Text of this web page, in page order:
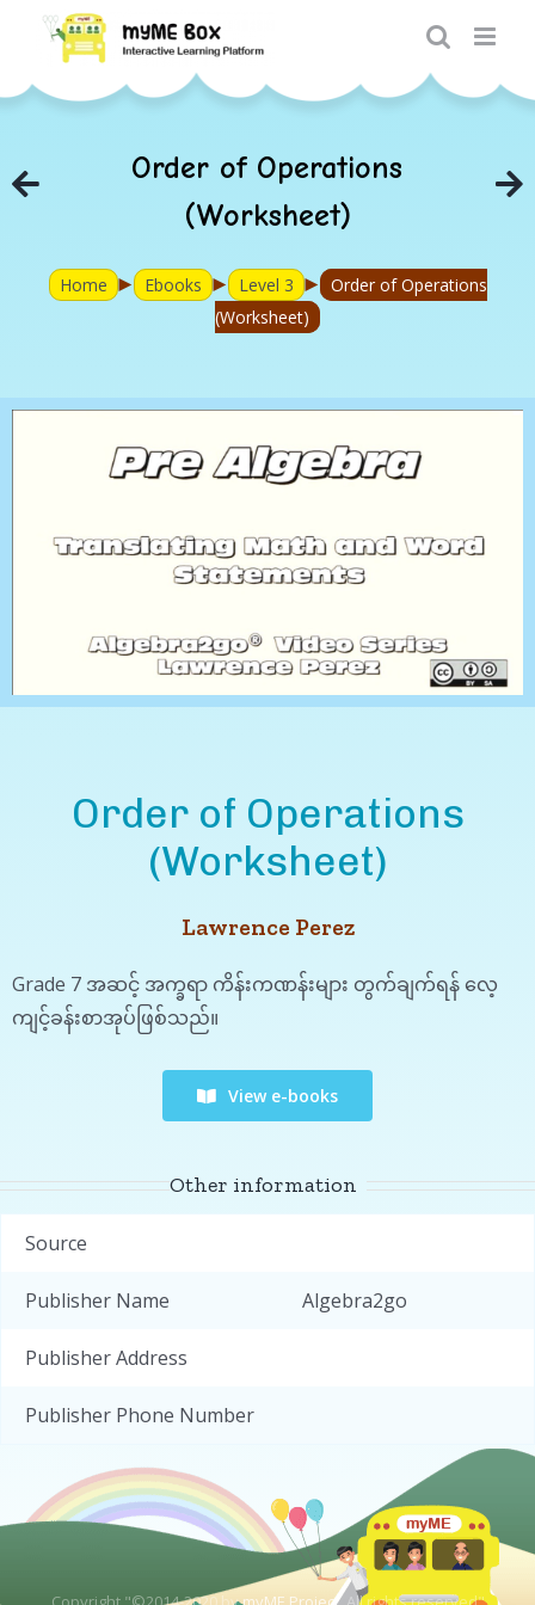
content
Order of Operations
(Worksheet)
Home ► Ebooks ► Level 3 ► Order of Operations
(Worksheet)
Order of Operations
(Worksheet)
Lawrence Perez
Grade 7 အဆင့် အက္ခရာ ကိန်းကဏန်းများ တွက်ချက်ရန် လေ့
ကျင့်ခန်းစာအုပ်ဖြစ်သည်။
View e-books
Other information
Source
Publisher Name Algebra2go
Publisher Address
Publisher Phone Number